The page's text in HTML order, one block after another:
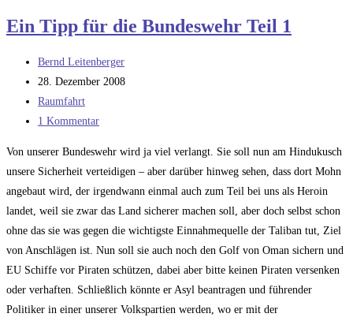
für
Bundeswehr
–
Teil
2
Ein Tipp für die Bundeswehr Teil 1
Beitrags-
Autor:
Bernd Leitenberger
Beitrag
veröffentlicht:
28. Dezember 2008
Beitrags-
Kategorie:
Raumfahrt
Beitrags-
1 Kommentar
Von unserer Bundeswehr wird ja viel verlangt. Sie soll nun am Hindukusch
unsere Sicherheit verteidigen – aber darüber hinweg sehen, dass dort Mohn
angebaut wird, der irgendwann einmal auch zum Teil bei uns als Heroin
landet, weil sie zwar das Land sicherer machen soll, aber doch selbst schon
ohne das sie was gegen die wichtigste Einnahmequelle der Taliban tut, Ziel
von Anschlägen ist. Nun soll sie auch noch den Golf von Oman sichern und
EU Schiffe vor Piraten schützen, dabei aber bitte keinen Piraten versenken
oder verhaften. Schließlich könnte er Asyl beantragen und führender
Politiker in einer unserer Volkspartien werden, wo er mit der